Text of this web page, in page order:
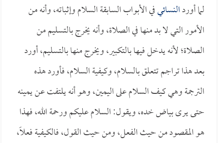
لما أوردالنسائيفي الأبواب السابقة السلام وإثباته، وأنه من
الأمور التي لا بد منها في الصلاة، وأنه يخرج بالتسليم من
الصلاة؛ لأنه يدخل فيها بالتكبير، ويخرج منها بالتسليم، أورد
بعد هذا تراجم تتعلق بالسلام، وكيفية السلام، فأورد هذه
الترجمة وهي كيف السلام على اليمين، وهو أنه يلتفت عن يمينه
حتى يرى بياض خده، ويقول: السلام عليكم ورحمة الله، فهذا
هو المقصود من حيث الفعل، ومن حيث القول، فالكيفية فعلاً،